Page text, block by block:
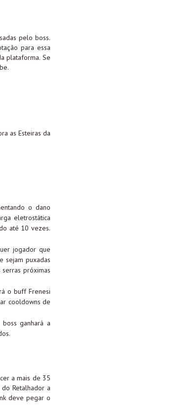
pelo boss.
para essa
plataforma. Se
as Esteiras da
o dano
eletrostática
até 10 vezes.
jogador que
sejam puxadas
serras próximas
o buff Frenesi
cooldowns de
ganhará a
a mais de 35
Retalhador a
deve pegar o